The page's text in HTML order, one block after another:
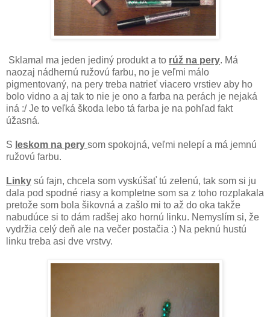
Sklamal ma jeden jediný produkt a to rúž na pery. Má
naozaj nádhernú ružovú farbu, no je veľmi málo
pigmentovaný, na pery treba natrieť viacero vrstiev aby ho
bolo vidno a aj tak to nie je ono a farba na perách je nejaká
iná :/ Je to veľká škoda lebo tá farba je na pohľad fakt
úžasná.
S leskom na pery som spokojná, veľmi nelepí a má jemnú
ružovú farbu.
Linky sú fajn, chcela som vyskúšať tú zelenú, tak som si ju
dala pod spodné riasy a kompletne som sa z toho rozplakala
pretože som bola šikovná a zašlo mi to až do oka takže
nabudúce si to dám radšej ako hornú linku. Nemyslím si, že
vydržia celý deň ale na večer postačia :) Na peknú hustú
linku treba asi dve vrstvy.